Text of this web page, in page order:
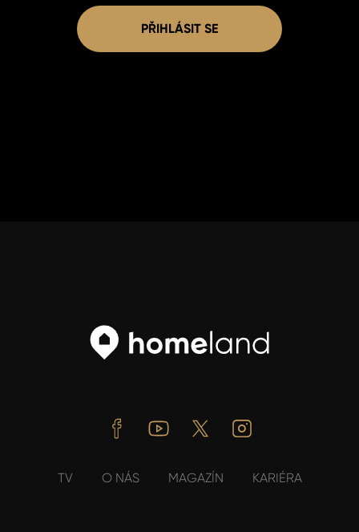
PŘIHLÁSIT SE
FacebookYoutube Twitter
TV O NÁS MAGAZÍN KARIÉRA